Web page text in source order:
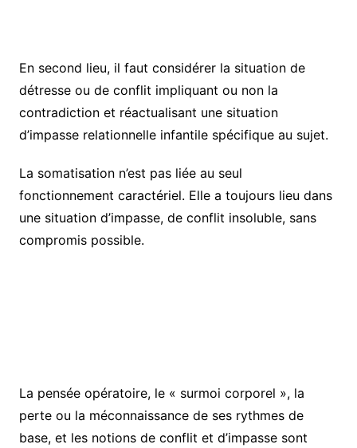
En second lieu, il faut considérer la situation de
détresse ou de conflit impliquant ou non la
contradiction et réactualisant une situation
d’impasse relationnelle infantile spécifique au sujet.
La somatisation n’est pas liée au seul
fonctionnement caractériel. Elle a toujours lieu dans
une situation d’impasse, de conflit insoluble, sans
compromis possible.
La pensée opératoire, le « surmoi corporel », la
perte ou la méconnaissance de ses rythmes de
base, et les notions de conflit et d’impasse sont